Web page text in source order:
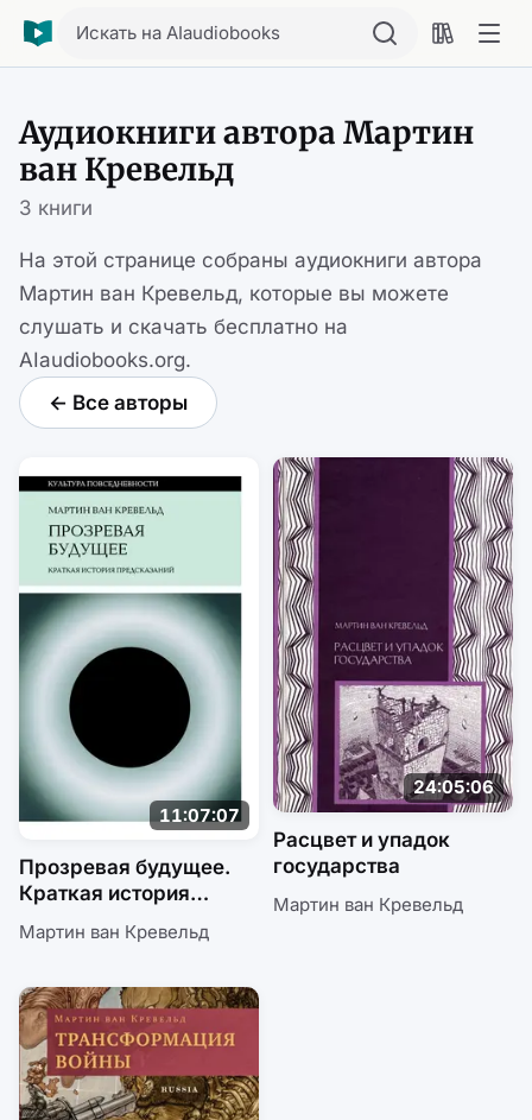
Искать на AIaudiobooks
Аудиокниги автора Мартин
ван Кревельд
3 книги
На этой странице собраны аудиокниги автора
Мартин ван Кревельд, которые вы можете
слушать и скачать бесплатно на
AIaudiobooks.org.
← Все авторы
11:07:07
Прозревая будущее.
Краткая история
предсказаний
Мартин ван Кревельд
24:05:06
Расцвет и упадок
государства
Мартин ван Кревельд